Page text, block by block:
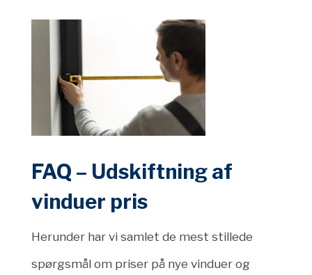
FAQ – Udskiftning af
vinduer pris
Herunder har vi samlet de mest stillede
spørgsmål om priser på nye vinduer og